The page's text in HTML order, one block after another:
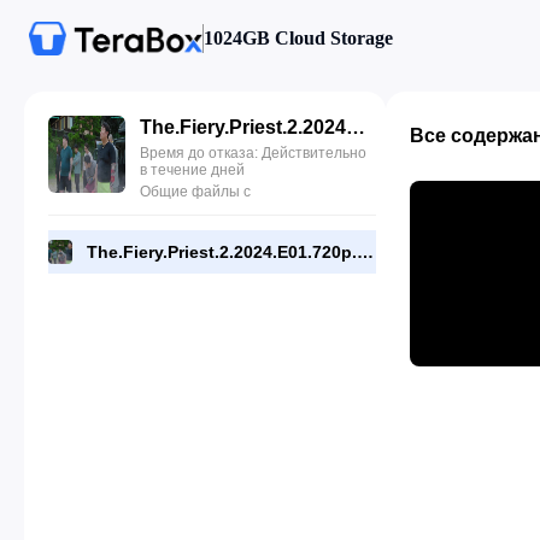
1024GB Cloud Storage
The.Fiery.Priest.2.2024.E01.720p.DSNP.WEB[RMC].mp4
Время до отказа: Действительно
в течение дней
Общие файлы с
The.Fiery.Priest.2.2024.E01.720p.DSNP.WEB[RMC].mp4
Все